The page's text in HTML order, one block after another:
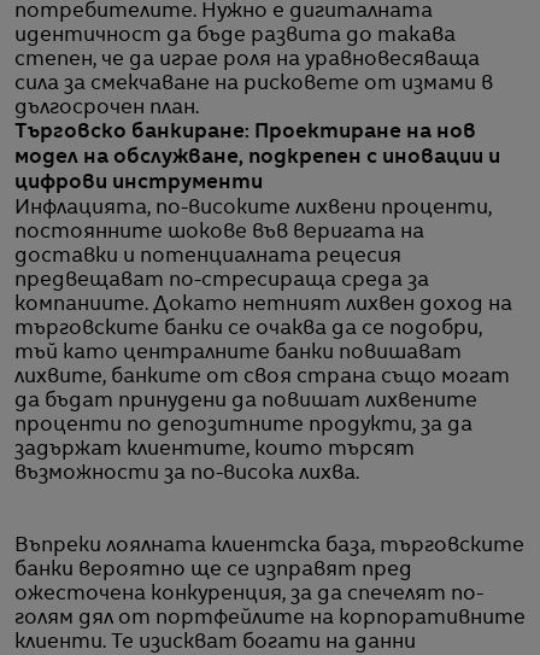
потребителите. Нужно е дигиталната
идентичност да бъде развита до такава
степен, че да играе роля на уравновесяваща
сила за смекчаване на рисковете от измами в
дългосрочен план.
Търговско банкиране: Проектиране на нов
модел на обслужване, подкрепен с иновации и
цифрови инструменти
Инфлацията, по-високите лихвени проценти,
постоянните шокове във веригата на
доставки и потенциалната рецесия
предвещават по-стресираща среда за
компаниите. Докато нетният лихвен доход на
търговските банки се очаква да се подобри,
тъй като централните банки повишават
лихвите, банките от своя страна също могат
да бъдат принудени да повишат лихвените
проценти по депозитните продукти, за да
задържат клиентите, които търсят
възможности за по-висока лихва.
Въпреки лоялната клиентска база, търговските
банки вероятно ще се изправят пред
ожесточена конкуренция, за да спечелят по-
голям дял от портфейлите на корпоративните
клиенти. Те изискват богати на данни